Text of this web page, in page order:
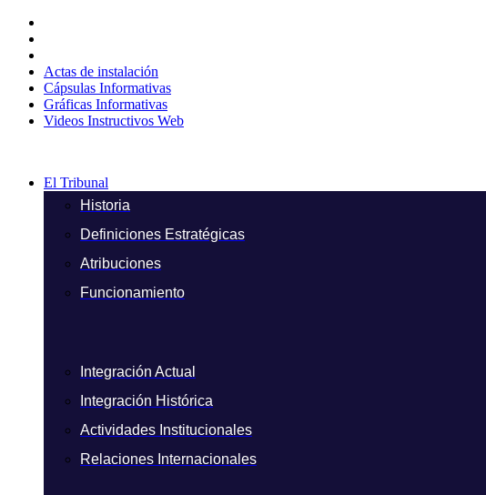
contenido
Actas de instalación
Cápsulas Informativas
Gráficas Informativas
Videos Instructivos Web
El Tribunal
Historia
Definiciones Estratégicas
Atribuciones
Funcionamiento
Integración Actual
Integración Histórica
Actividades Institucionales
Relaciones Internacionales